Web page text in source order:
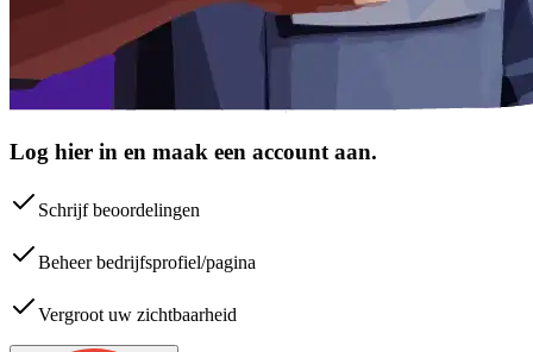
Log hier in en maak een account aan.
Schrijf beoordelingen
Beheer bedrijfsprofiel/pagina
Vergroot uw zichtbaarheid